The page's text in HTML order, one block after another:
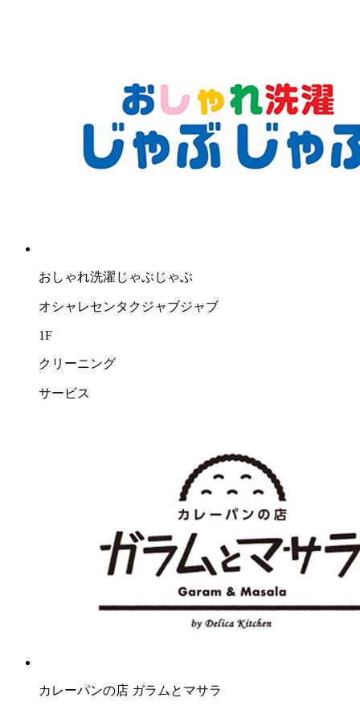
おしゃれ洗濯じゃぶじゃぶ
オシャレセンタクジャブジャブ
1F
クリーニング
サービス
カレーパンの店 ガラムとマサラ